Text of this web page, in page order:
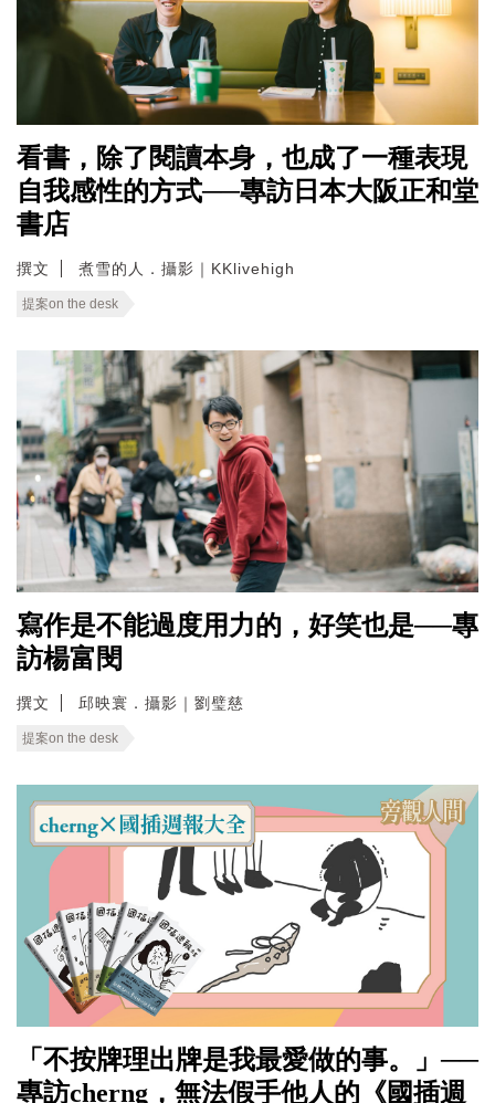
看書，除了閱讀本身，也成了一種表現
自我感性的方式──專訪日本大阪正和堂
書店
撰文 煮雪的人．攝影｜KKlivehigh
提案on the desk
寫作是不能過度用力的，好笑也是──專
訪楊富閔
撰文 邱映寰．攝影｜劉璧慈
提案on the desk
「不按牌理出牌是我最愛做的事。」──
專訪cherng，無法假手他人的《國插週